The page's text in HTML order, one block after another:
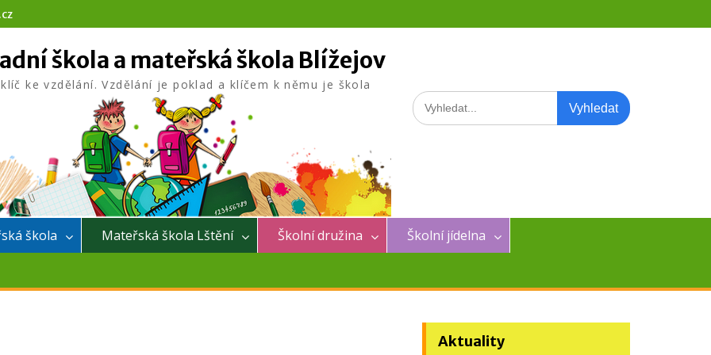
škola a mateřská škola Blížejov
ke vzdělání. Vzdělání je poklad a klíčem k němu je škola
Search
for:
škola Mateřská škola Lštění Školní družina
Školní jídelna
Aktuality